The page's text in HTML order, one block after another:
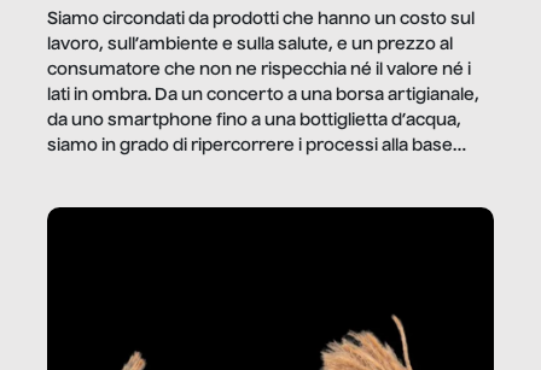
Siamo circondati da prodotti che hanno un costo sul
lavoro, sull’ambiente e sulla salute, e un prezzo al
consumatore che non ne rispecchia né il valore né i
lati in ombra. Da un concerto a una borsa artigianale,
da uno smartphone fino a una bottiglietta d’acqua,
siamo in grado di ripercorrere i processi alla base
dietro gli oggetti e i servizi che fanno la nostra vita